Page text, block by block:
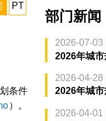
PT
条件
）。
部门新闻
2026-07-03
2026年城
2026-04-28
2026年城
2026-04-01